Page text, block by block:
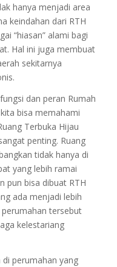
hanya menjadi area
keindahan dari RTH
“hiasan” alami bagi
Hal ini juga membuat
sekitarnya
dan peran Rumah
bisa memahami
Terbuka Hijau
penting. Ruang
tidak hanya di
yang lebih ramai
pun bisa dibuat RTH
ada menjadi lebih
tersebut
kelestariang
perumahan yang